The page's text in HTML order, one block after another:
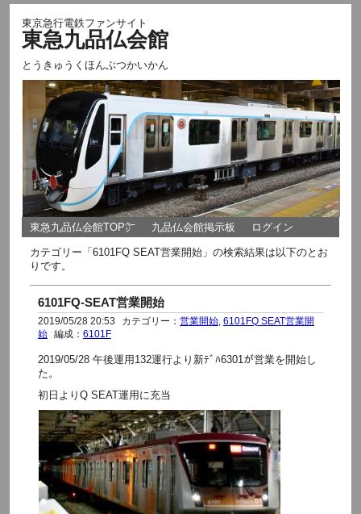
東京急行電鉄ファンサイト
東急九品仏会館
とうきゅうくほんぶつかいかん
東急九品仏会館TOP㌻ 九品仏会館掲示板 ログイン
カテゴリー「6101FQ SEAT営業開始」の検索結果は以下のとお
りです。
6101FQ-SEAT営業開始
2019/05/28 20:53 カテゴリー： 営業開始, 6101FQ SEAT営業開
始
編成： 6101F
2019/05/28 午後運用132運行より新ﾃﾞﾊ6301が営業を開始し
た。
初日よりQ SEAT運用に充当